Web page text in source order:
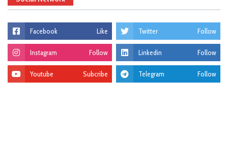
Facebook Like Twitter Follow
Instagram Follow Linkedin Follow
Youtube Subcribe Telegram Follow